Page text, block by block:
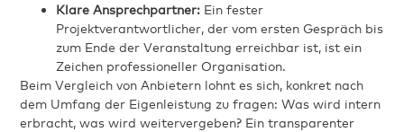
Klare Ansprechpartner: Ein fester
Projektverantwortlicher, der vom ersten Gespräch bis
zum Ende der Veranstaltung erreichbar ist, ist ein
Zeichen professioneller Organisation.
Beim Vergleich von Anbietern lohnt es sich, konkret nach
dem Umfang der Eigenleistung zu fragen: Was wird intern
erbracht, was wird weitervergeben? Ein transparenter